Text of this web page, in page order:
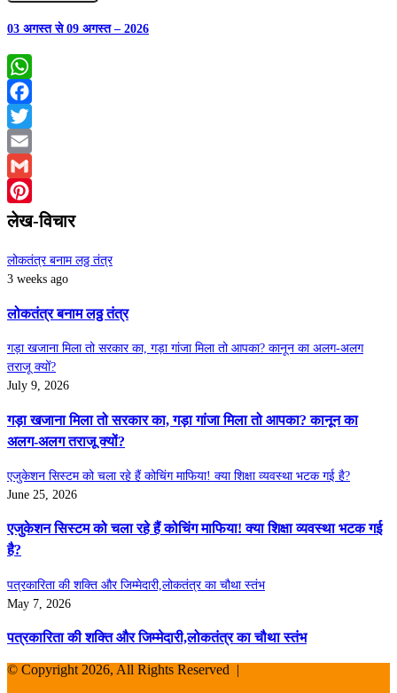
03 अगस्त से 09 अगस्त – 2026
WhatsApp
Facebook
Twitter
Email
Gmail
Pinterest
लेख-विचार
लोकतंत्र बनाम लठ्ठ तंत्र
3 weeks ago
लोकतंत्र बनाम लठ्ठ तंत्र
गड़ा खजाना मिला तो सरकार का, गड़ा गांजा मिला तो आपका? कानून का अलग-अलग
तराजू क्यों?
July 9, 2026
गड़ा खजाना मिला तो सरकार का, गड़ा गांजा मिला तो आपका? कानून का
अलग-अलग तराजू क्यों?
एजुकेशन सिस्टम को चला रहे हैं कोचिंग माफिया! क्या शिक्षा व्यवस्था भटक गई है?
June 25, 2026
एजुकेशन सिस्टम को चला रहे हैं कोचिंग माफिया! क्या शिक्षा व्यवस्था भटक गई
है?
पत्रकारिता की शक्ति और जिम्मेदारी,लोकतंत्र का चौथा स्तंभ
May 7, 2026
पत्रकारिता की शक्ति और जिम्मेदारी,लोकतंत्र का चौथा स्तंभ
© Copyright 2026, All Rights Reserved |